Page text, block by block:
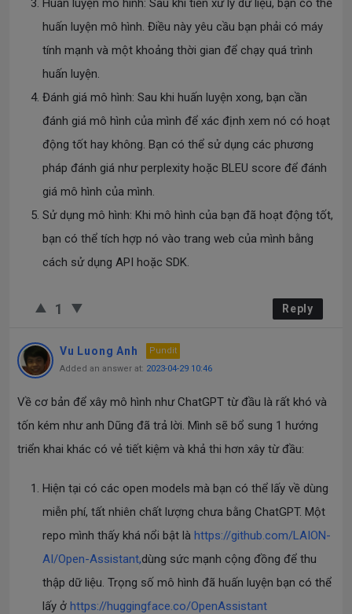
Huấn luyện mô hình: Sau khi tiền xử lý dữ liệu, bạn có thể
huấn luyện mô hình. Điều này yêu cầu bạn phải có máy
tính mạnh và một khoảng thời gian để chạy quá trình
huấn luyện.
Đánh giá mô hình: Sau khi huấn luyện xong, bạn cần
đánh giá mô hình của mình để xác định xem nó có hoạt
động tốt hay không. Bạn có thể sử dụng các phương
pháp đánh giá như perplexity hoặc BLEU score để đánh
giá mô hình của mình.
Sử dụng mô hình: Khi mô hình của bạn đã hoạt động tốt,
bạn có thể tích hợp nó vào trang web của mình bằng
cách sử dụng API hoặc SDK.
1 Reply
Vu Luong Anh
Pundit
Added an answer at: 2023-04-29 10:46
Về cơ bản để xây mô hình như ChatGPT từ đầu là rất khó và
tốn kém như anh Dũng đã trả lời. Mình sẽ bổ sung 1 hướng
triển khai khác có vẻ tiết kiệm và khả thi hơn xây từ đầu:
Hiện tại có các open models mà bạn có thể lấy về dùng
miễn phí, tất nhiên chất lượng chưa bằng ChatGPT. Một
repo mình thấy khá nổi bật là https://github.com/LAION-
AI/Open-Assistant,dùng sức mạnh cộng đồng để thu
thập dữ liệu. Trọng số mô hình đã huấn luyện bạn có thể
lấy ở https://huggingface.co/OpenAssistant